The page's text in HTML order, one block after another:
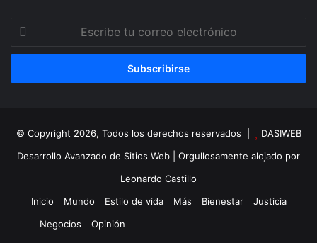
correo
© Copyright 2026, Todos los derechos reservados |
DASIWEB
Desarrollo Avanzado de Sitios Web | Orgullosamente alojado por
Leonardo Castillo
Inicio
Mundo Estilo de vida Más Bienestar
Justicia
Negocios
Opinión